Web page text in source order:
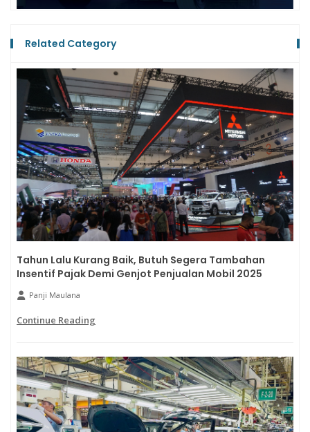
Related Category
Tahun Lalu Kurang Baik, Butuh Segera Tambahan
Insentif Pajak Demi Genjot Penjualan Mobil 2025
Panji Maulana
Continue Reading